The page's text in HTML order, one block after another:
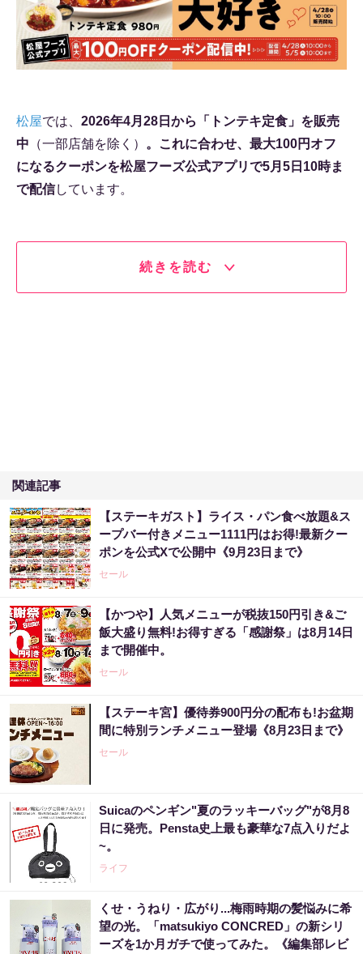
松屋では、 2026年4月28日から「トンテキ定食」を販売
中 （一部店舗を除く） 。これに合わせ、最大100円オフ
になるクーポンを松屋フーズ公式アプリで5月5日10時ま
で配信しています。
続きを読む
関連記事
【ステーキガスト】ライス・パン食べ放題&ス
ープバー付きメニュー1111円はお得!最新クー
ポンを公式Xで公開中《9月23日まで》
セール
【かつや】人気メニューが税抜150円引き&ご
飯大盛り無料!お得すぎる「感謝祭」は8月14日
まで開催中。
セール
【ステーキ宮】優待券900円分の配布も!お盆期
間に特別ランチメニュー登場《8月23日まで》
セール
Suicaのペンギン"夏のラッキーバッグ"が8月8
日に発売。Pensta史上最も豪華な7点入りだよ
~。
ライフ
くせ・うねり・広がり...梅雨時期の髪悩みに希
望の光。「matsukiyo CONCRED」の新シリ
ーズを1か月ガチで使ってみた。《編集部レビ